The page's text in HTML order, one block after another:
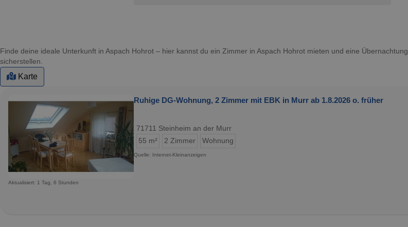
Finde deine ideale Unterkunft in Aspach Hohrot – hier kannst du ein Zimmer in Aspach Hohrot mieten und eine
sicherstellen.
Karte
Ruhige DG-Wohnung, 2 Zimmer mit EBK in Murr ab 1.8.2026 o. früher
71711 Steinheim an der Murr
55 m²
2 Zimmer Wohnung
Quelle: Internet-Kleinanzeigen
Aktualisiert: 1 Tag, 6 Stunden